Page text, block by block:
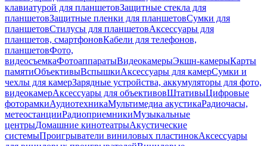
клавиатурой для планшетовЗащитные стекла для
планшетовЗащитные пленки для планшетовСумки для
планшетовСтилусы для планшетовАксессуары для
планшетов, смартфоновКабели для телефонов,
планшетовФото,
видеосъемкаФотоаппаратыВидеокамерыЭкшн-камерыКарты
памятиОбъективыВспышкиАксессуары для камерСумки и
чехлы для камерЗарядные устройства, аккумуляторы для фото,
видеокамерАксессуары для объективовШтативыЦифровые
фоторамкиАудиотехникаМультимедиа акустикаРадиочасы,
метеостанцииРадиоприемникиМузыкальные
центрыДомашние кинотеатрыАкустические
системыПроигрыватели виниловых пластинокАксессуары